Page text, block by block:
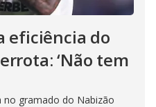
eficiência do
‘Não tem
no gramado do Nabizão